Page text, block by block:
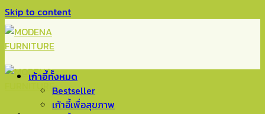
Skip to content
เก้าอี้ทั้งหมด
Bestseller
เก้าอี้เพื่อสุขภาพ